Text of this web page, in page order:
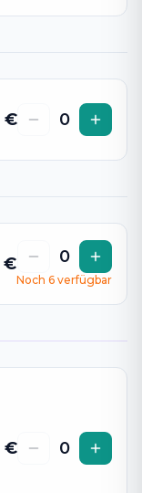
€ 0
€ 0
Noch 6 verfügbar
€ 0